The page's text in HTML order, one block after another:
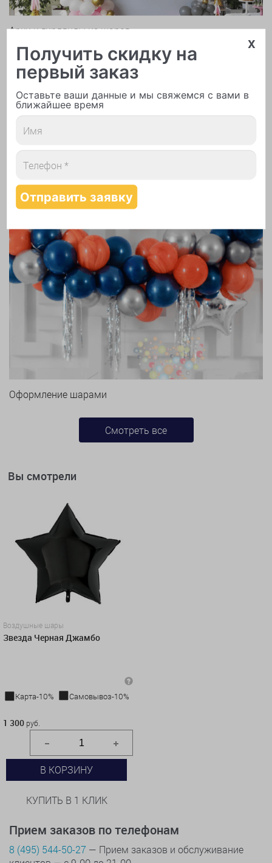
Арки и гирлянды из шаров
Надутие шаров гелием
Оформление шарами
Смотреть все
Вы смотрели
Воздушные шары
Звезда Черная Джамбо
Карта-10%
Самовывоз-10%
1 300 руб.
В КОРЗИНУ
КУПИТЬ В 1 КЛИК
Прием заказов по телефонам
8 (495) 544-50-27 — Прием заказов и обслуживание
x
Получить скидку на
первый заказ
Оставьте ваши данные и мы свяжемся с вами в
ближайшее время